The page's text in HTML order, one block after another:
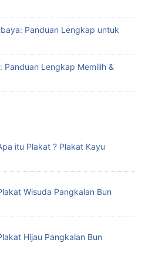
Panduan Lengkap untuk
Panduan Lengkap Memilih &
itu Plakat ? Plakat Kayu
Wisuda Pangkalan Bun
Hijau Pangkalan Bun